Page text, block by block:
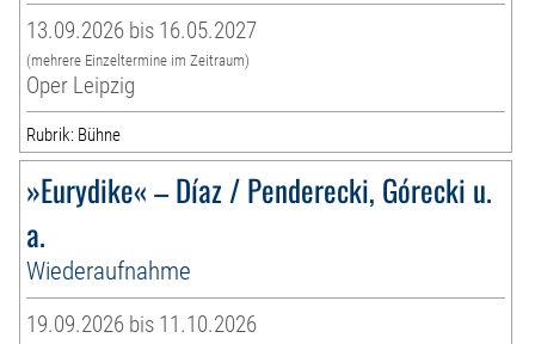
13.09.2026 bis 16.05.2027
(mehrere Einzeltermine im Zeitraum)
Oper Leipzig
Rubrik: Bühne
»Eurydike« – Díaz / Penderecki, Górecki u.
a.
Wiederaufnahme
19.09.2026 bis 11.10.2026